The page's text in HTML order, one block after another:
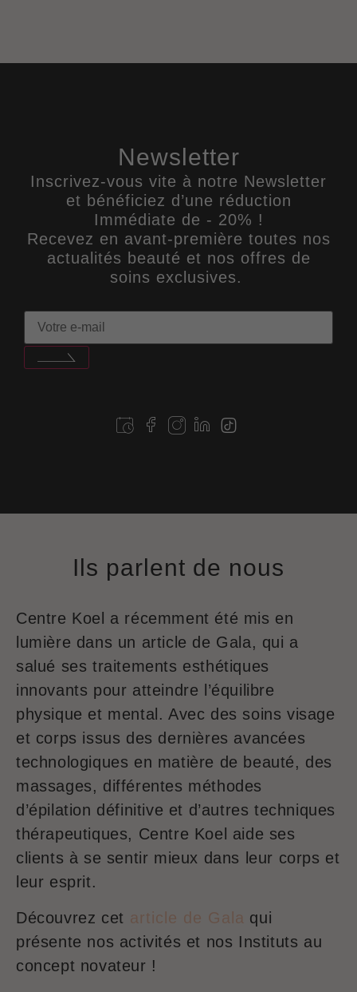
Newsletter
Inscrivez-vous vite à notre Newsletter
et bénéficiez d’une réduction
Immédiate de - 20% !
Recevez en avant-première toutes nos
actualités beauté et nos offres de
soins exclusives.
Ils parlent de nous
Centre Koel a récemment été mis en
lumière dans un article de Gala, qui a
salué ses traitements esthétiques
innovants pour atteindre l’équilibre
physique et mental. Avec des soins visage
et corps issus des dernières avancées
technologiques en matière de beauté, des
massages, différentes méthodes
d’épilation définitive et d’autres techniques
thérapeutiques, Centre Koel aide ses
clients à se sentir mieux dans leur corps et
leur esprit.
Découvrez cet article de Gala qui
présente nos activités et nos Instituts au
concept novateur !